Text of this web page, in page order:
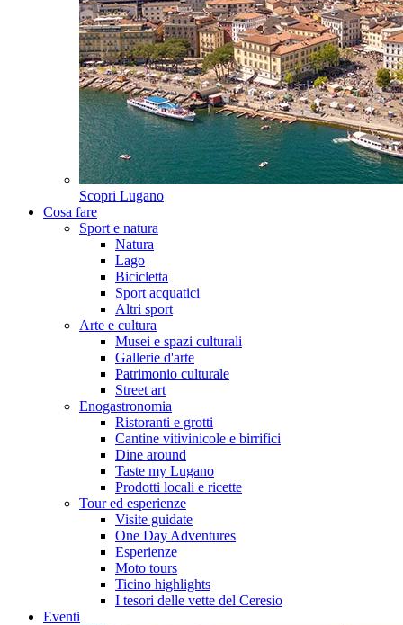
Scopri Lugano
Cosa fare
Sport e natura
Natura
Lago
Bicicletta
Sport acquatici
Altri sport
Arte e cultura
Musei e spazi culturali
Gallerie d'arte
Patrimonio culturale
Street art
Enogastronomia
Ristoranti e grotti
Cantine vitivinicole e birrifici
Dine around
Taste my Lugano
Prodotti locali e ricette
Tour ed esperienze
Visite guidate
One Day Adventures
Esperienze
Moto tours
Ticino highlights
I tesori delle vette del Ceresio
Eventi